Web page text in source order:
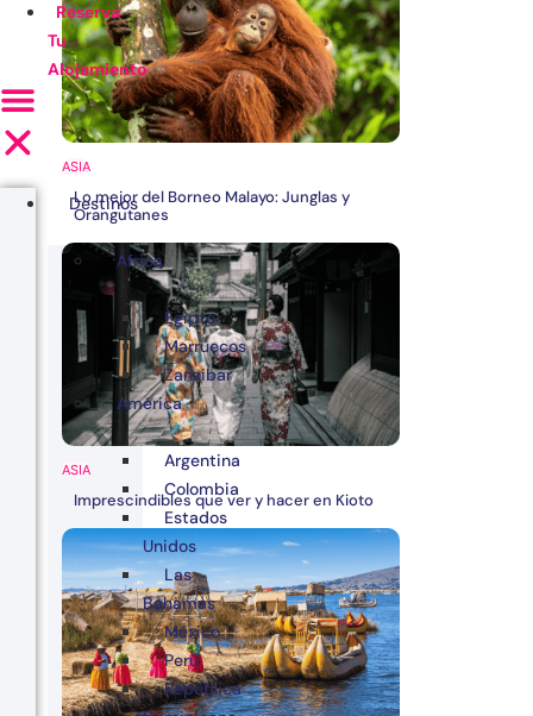
ASIA
Lo mejor del Borneo Malayo: Junglas y
Orangutanes
ASIA
Imprescindibles que ver y hacer en Kioto
Reserva
Tu
Alojamiento
Destinos
África
Egipto
Marruecos
Zanzibar
América
Argentina
Colombia
Estados
Unidos
Las
Bahamas
México
Perú
República